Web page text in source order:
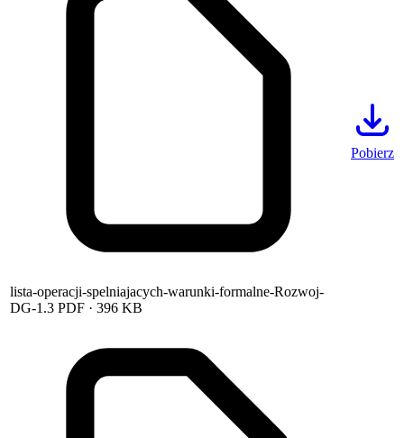
lista-operacji-spelniajacych-warunki-formalne-Rozwoj-
DG-1.3 PDF · 396 KB
Pobierz